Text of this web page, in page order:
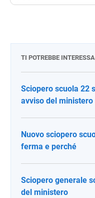
TI POTREBBE
Sciopero scuola 22
avviso del ministero
Nuovo sciopero
ferma e perché
Sciopero generale
del ministero